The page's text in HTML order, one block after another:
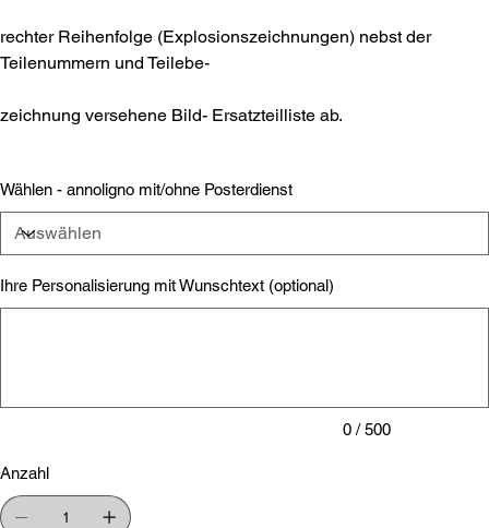
rechter Reihenfolge (Explosionszeichnungen) nebst der
Teilenummern und Teilebe-
zeichnung versehene Bild- Ersatzteilliste ab.
Wählen - annoligno mit/ohne Posterdienst
Ihre Personalisierung mit Wunschtext (optional)
0 / 500
Anzahl